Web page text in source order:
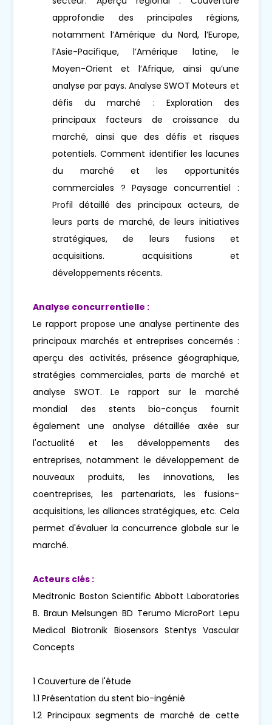
approfondie des principales régions,
notamment l’Amérique du Nord, l’Europe,
l’Asie-Pacifique, l’Amérique latine, le
Moyen-Orient et l’Afrique, ainsi qu’une
analyse par pays. Analyse SWOT Moteurs et
défis du marché : Exploration des
principaux facteurs de croissance du
marché, ainsi que des défis et risques
potentiels. Comment identifier les lacunes
du marché et les opportunités
commerciales ? Paysage concurrentiel :
Profil détaillé des principaux acteurs, de
leurs parts de marché, de leurs initiatives
stratégiques, de leurs fusions et
acquisitions. acquisitions et
développements récents.
Analyse concurrentielle :
Le rapport propose une analyse pertinente des
principaux marchés et entreprises concernés :
aperçu des activités, présence géographique,
stratégies commerciales, parts de marché et
analyse SWOT. Le rapport sur le marché
mondial des stents bio-conçus fournit
également une analyse détaillée axée sur
l'actualité et les développements des
entreprises, notamment le développement de
nouveaux produits, les innovations, les
coentreprises, les partenariats, les fusions-
acquisitions, les alliances stratégiques, etc. Cela
permet d'évaluer la concurrence globale sur le
marché.
Acteurs clés :
Medtronic Boston Scientific Abbott Laboratories
B. Braun Melsungen BD Terumo MicroPort Lepu
Medical Biotronik Biosensors Stentys Vascular
Concepts
1 Couverture de l'étude
1.1 Présentation du stent bio-ingénié
1.2 Principaux segments de marché de cette